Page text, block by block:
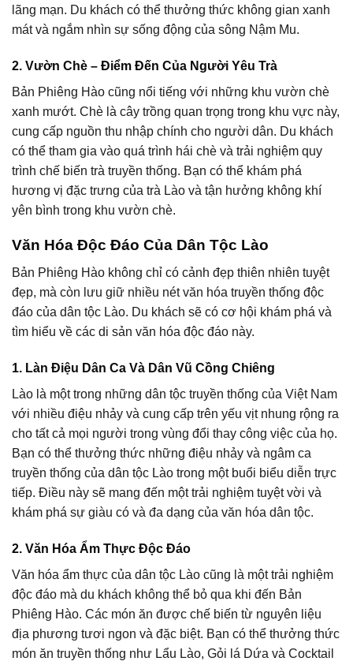
lãng mạn. Du khách có thể thưởng thức không gian xanh
mát và ngắm nhìn sự sống động của sông Nậm Mu.
2. Vườn Chè – Điểm Đến Của Người Yêu Trà
Bản Phiêng Hào cũng nổi tiếng với những khu vườn chè
xanh mướt. Chè là cây trồng quan trọng trong khu vực này,
cung cấp nguồn thu nhập chính cho người dân. Du khách
có thể tham gia vào quá trình hái chè và trải nghiệm quy
trình chế biến trà truyền thống. Bạn có thể khám phá
hương vị đặc trưng của trà Lào và tận hưởng không khí
yên bình trong khu vườn chè.
Văn Hóa Độc Đáo Của Dân Tộc Lào
Bản Phiêng Hào không chỉ có cảnh đẹp thiên nhiên tuyệt
đẹp, mà còn lưu giữ nhiều nét văn hóa truyền thống độc
đáo của dân tộc Lào. Du khách sẽ có cơ hội khám phá và
tìm hiểu về các di sản văn hóa độc đáo này.
1. Làn Điệu Dân Ca Và Dân Vũ Cồng Chiêng
Lào là một trong những dân tộc truyền thống của Việt Nam
với nhiều điệu nhảy và cung cấp trên yếu vịt nhung rộng ra
cho tất cả mọi người trong vùng đổi thay công việc của họ.
Bạn có thể thưởng thức những điệu nhảy và ngâm ca
truyền thống của dân tộc Lào trong một buổi biểu diễn trực
tiếp. Điều này sẽ mang đến một trải nghiệm tuyệt vời và
khám phá sự giàu có và đa dạng của văn hóa dân tộc.
2. Văn Hóa Ẩm Thực Độc Đáo
Văn hóa ẩm thực của dân tộc Lào cũng là một trải nghiệm
độc đáo mà du khách không thể bỏ qua khi đến Bản
Phiêng Hào. Các món ăn được chế biến từ nguyên liệu
địa phương tươi ngon và đặc biệt. Bạn có thể thưởng thức
món ăn truyền thống như Lẩu Lào, Gỏi lá Dứa và Cocktail